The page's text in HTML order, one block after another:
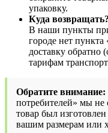
упаковку.
Куда возвращать?
В наши пункты
городе нет
доставку обратно
тарифам
Обратите внимание:
потребителей» мы не
товар был
вашим размерам или